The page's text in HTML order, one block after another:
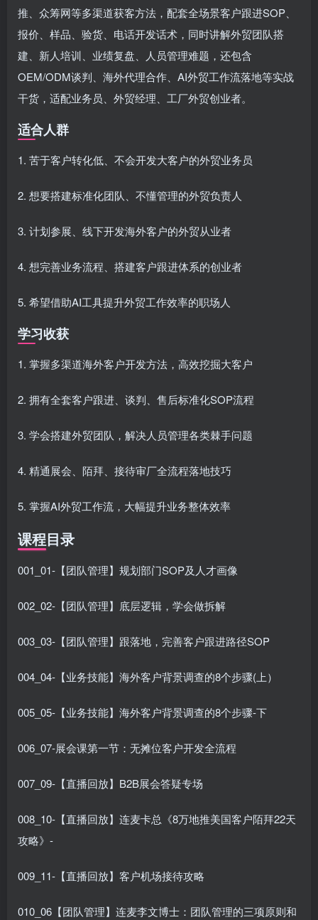
推、众筹网等多渠道获客方法，配套全场景客户跟进SOP、
报价、样品、验货、电话开发话术，同时讲解外贸团队搭
建、新人培训、业绩复盘、人员管理难题，还包含
OEM/ODM谈判、海外代理合作、AI外贸工作流落地等实战
干货，适配业务员、外贸经理、工厂外贸创业者。
适合人群
1. 苦于客户转化低、不会开发大客户的外贸业务员
2. 想要搭建标准化团队、不懂管理的外贸负责人
3. 计划参展、线下开发海外客户的外贸从业者
4. 想完善业务流程、搭建客户跟进体系的创业者
5. 希望借助AI工具提升外贸工作效率的职场人
学习收获
1. 掌握多渠道海外客户开发方法，高效挖掘大客户
2. 拥有全套客户跟进、谈判、售后标准化SOP流程
3. 学会搭建外贸团队，解决人员管理各类棘手问题
4. 精通展会、陌拜、接待审厂全流程落地技巧
5. 掌握AI外贸工作流，大幅提升业务整体效率
课程目录
001_01-【团队管理】规划部门SOP及人才画像
002_02-【团队管理】底层逻辑，学会做拆解
003_03-【团队管理】跟落地，完善客户跟进路径SOP
004_04-【业务技能】海外客户背景调查的8个步骤(上）
005_05-【业务技能】海外客户背景调查的8个步骤-下
006_07-展会课第一节：无摊位客户开发全流程
007_09-【直播回放】B2B展会答疑专场
008_10-【直播回放】连麦卡总《8万地推美国客户陌拜22天
攻略》-
009_11-【直播回放】客户机场接待攻略
010_06【团队管理】连麦李文博士：团队管理的三项原则和